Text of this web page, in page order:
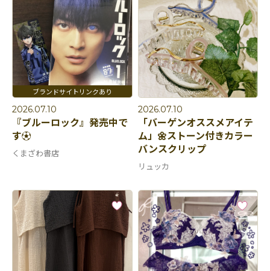
2026.07.10
『ブルーロック』発売中で
す⚽️
くまざわ書店
2026.07.10
「バーゲンオススメアイテ
ム」🌼ストーン付きカラー
バンスクリップ
リュッカ